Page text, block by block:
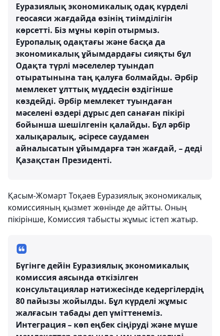
Еуразиялық экономикалық одақ күрделі
геосаяси жағдайда өзінің тиімділігін
көрсетті. Біз мұны көріп отырмыз.
Еуропалық одақтағы және басқа да
экономикалық ұйымдардағы сияқты бұл
Одақта түрлі мәселелер туындап
отыратынына таң қалуға болмайды. Әрбір
мемлекет ұлттық мүддесін өздігінше
көздейді. Әрбір мемлекет туындаған
мәселені өздері дұрыс деп санаған пікірі
бойынша шешілгенін қалайды. Бұл әрбір
халықаралық, әсіресе саудамен
айналысатын ұйымдарға тән жағдай, – деді
Қазақстан Президенті.
Қасым-Жомарт Тоқаев Еуразиялық экономикалық
комиссияның қызмет жөнінде де айтты. Оның
пікірінше, Комиссия табысты жұмыс істеп жатыр.
Бүгінге дейін Еуразиялық экономикалық
комиссия аясында өткізілген
консультациялар нәтижесінде кедергілердің
80 пайызы жойылды. Бұл күрделі жұмыс
жалғасын табады деп үміттенеміз.
Интеграция – көп еңбек сіңіруді және мүше